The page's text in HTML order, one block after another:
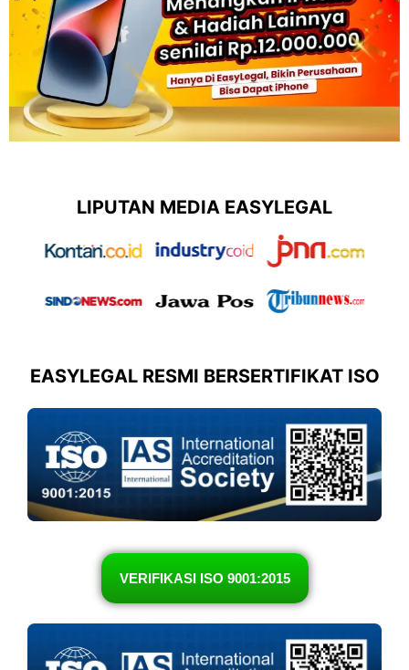
LIPUTAN MEDIA EASYLEGAL
EASYLEGAL RESMI BERSERTIFIKAT ISO
VERIFIKASI ISO 9001:2015